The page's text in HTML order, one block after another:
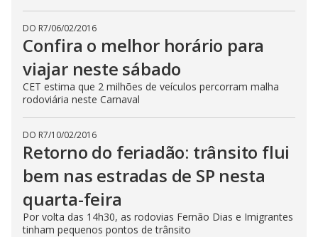
DO R7/06/02/2016
Confira o melhor horário para
viajar neste sábado
CET estima que 2 milhões de veículos percorram malha
rodoviária neste Carnaval
DO R7/10/02/2016
Retorno do feriadão: trânsito flui
bem nas estradas de SP nesta
quarta-feira
Por volta das 14h30, as rodovias Fernão Dias e Imigrantes
tinham pequenos pontos de trânsito